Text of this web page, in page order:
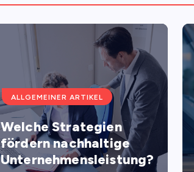
ALLGEMEINER ARTIKEL
Welche Strategien
fördern nachhaltige
Unternehmensleistung?